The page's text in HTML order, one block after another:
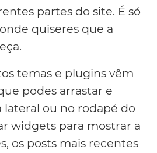
partes do site. É só
quiseres que a
temas e plugins vêm
podes arrastar e
lateral ou no rodapé do
widgets para mostrar a
os posts mais recentes